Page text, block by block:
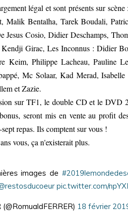
légal et sont présents sur
Malik Bentalha, Tarek Boudali,
Jesus Cosio, Didier Deschamps,
Girac, Les Inconnus : Didier
Keim, Philippe Lacheau, Pauline
Mc Solaar, Kad Merad,
et Zazie.
sur TF1, le double CD et le DVD
seront mis en vente au profit
repas. Ils comptent sur vous !
vous, ça n'existerait plus.
images de
pic.twitter.com/
18 février